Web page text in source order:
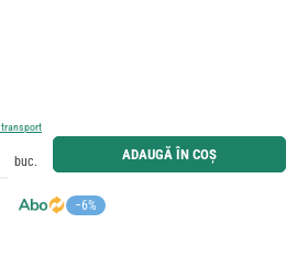
transport
−6%
dorită sau utilizați butoanele pentru a mări sau micșora
buc. ADAUGĂ ÎN COȘ